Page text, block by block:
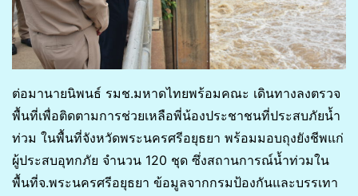
ต่อมานายนิพนธ์ รมช.มหาดไทยพร้อมคณะ เดินทางลงตรวจ
พื้นที่เพื่อติดตามการช่วยเหลือพี่น้องประชาชนที่ประสบภัยน้ำ
ท่วม ในพื้นที่จังหวัดพระนครศรีอยุธยา พร้อมมอบถุงยังชีพแก่
ผู้ประสบอุทกภัย จำนวน 120 ชุด ซึ่งสถานการณ์น้ำท่วมใน
พื้นที่จ.พระนครศรีอยุธยา ข้อมูลจากกรมป้องกันและบรรเทา